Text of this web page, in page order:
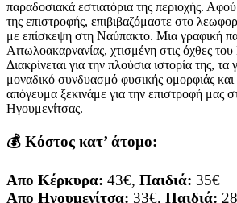
παραδοσιακά εστιατόρια της περιοχής.
της επιστροφής, επιβιβαζόμαστε στο
με επίσκεψη στη Ναύπακτο. Μια γραφική
Αιτωλοακαρνανίας, χτισμένη στις όχθες
Διακρίνεται για την πλούσια ιστορία της,
μοναδικό συνδυασμό φυσικής ομορφιάς και
απόγευμα ξεκινάμε για την επιστροφή μας
Ηγουμενίτσας.
💰 Κόστος κατ’ άτομο:
Απο Κέρκυρα: 43€, Παιδιά: 35€
Απο Ηγουμενίτσα: 33€, Παιδιά: